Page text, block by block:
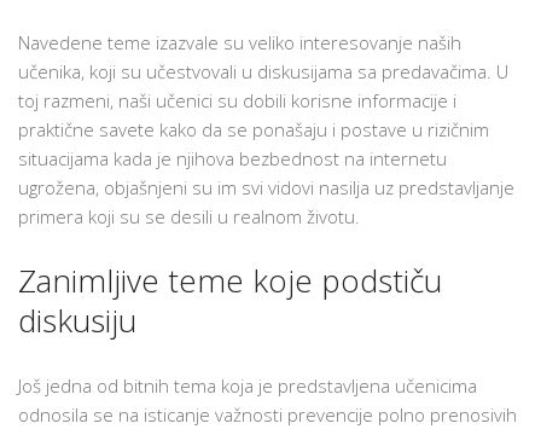
Navedene teme izazvale su veliko interesovanje naših
učenika, koji su učestvovali u diskusijama sa predavačima. U
toj razmeni, naši učenici su dobili korisne informacije i
praktične savete kako da se ponašaju i postave u rizičnim
situacijama kada je njihova bezbednost na internetu
ugrožena, objašnjeni su im svi vidovi nasilja uz predstavljanje
primera koji su se desili u realnom životu.
Zanimljive teme koje podstiču
diskusiju
Još jedna od bitnih tema koja je predstavljena učenicima
odnosila se na isticanje važnosti prevencije polno prenosivih